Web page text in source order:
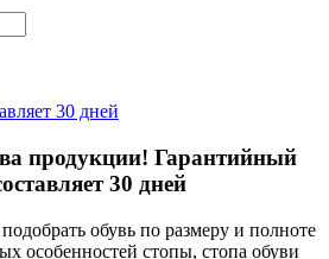
30 дней
продукции! Гарантийный
30 дней
обувь по размеру и полноте
особенностей стопы, стопа обуви